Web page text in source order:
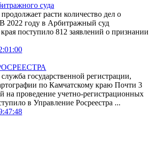
суда
расти количество дел о
В 2022 году в Арбитражный суд
поступило 812 заявлений о признании
государственной регистрации,
по Камчатскому краю Почти 3
на проведение учетно-регистрационных
в Управление Росреестра ...